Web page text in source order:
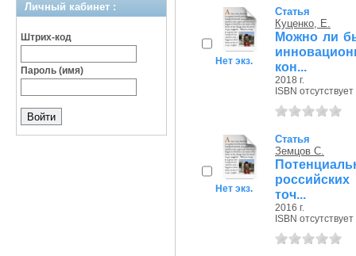
Личный кабинет :
Штрих-код
Пароль (имя)
Нет экз.
Статья
Куценко, Е.
Можно ли
кон...
2018 г.
ISBN отсутствует
Нет экз.
Статья
Земцов С.
точ...
2016 г.
ISBN отсутствует